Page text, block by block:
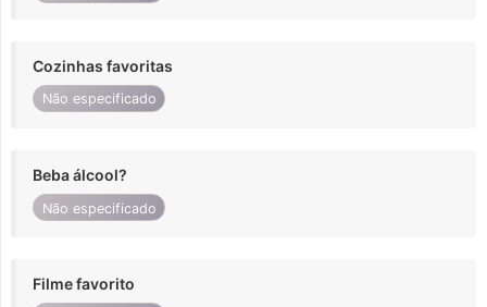
Cozinhas favoritas
Não especificado
Beba álcool?
Não especificado
Filme favorito